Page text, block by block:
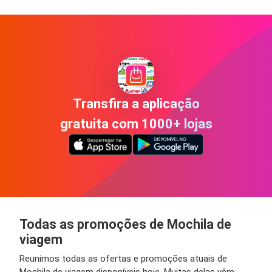
Transfira a aplicação
gratuita com 1000+ lojas
Todas as promoções de Mochila de
viagem
Reunimos todas as ofertas e promoções atuais de